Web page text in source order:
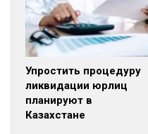
Упростить процедуру
ликвидации юрлиц
планируют в
Казахстане